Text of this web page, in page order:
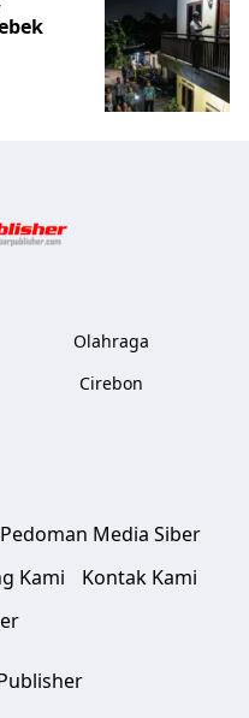
Olahraga
Cirebon
Pedoman Media Siber
Kami
Kontak Kami